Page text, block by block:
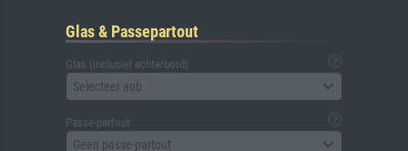
Glas & Passepartout
Glas (inclusief achterbord)
Selecteer aub
Passe-partout
Geen passe-partout